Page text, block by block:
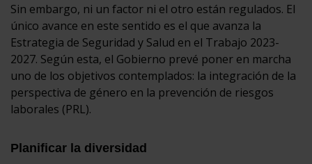
Sin embargo, ni un factor ni el otro están regulados. El
único avance en este sentido es el que avanza la
Estrategia de Seguridad y Salud en el Trabajo 2023-
2027. Según esta, el Gobierno prevé poner en marcha
uno de los objetivos contemplados: la integración de la
perspectiva de género en la prevención de riesgos
laborales (PRL).
Planificar la diversidad